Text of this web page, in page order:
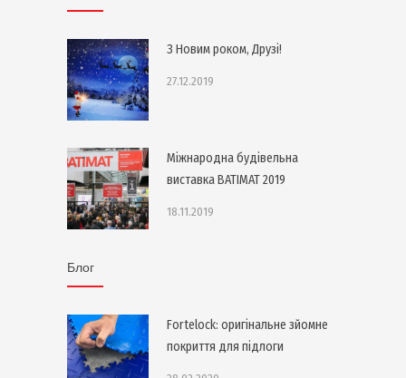
З Новим роком, Друзі!
27.12.2019
Міжнародна будівельна
виставка BATIMAT 2019
18.11.2019
Блог
Fortelock: оригінальне зйомне
покриття для підлоги